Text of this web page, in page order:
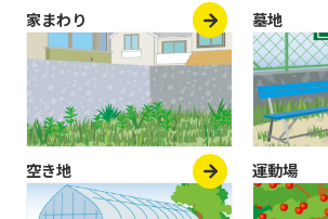
家まわり 墓地
空き地 運動場